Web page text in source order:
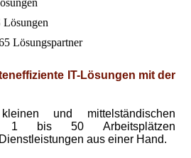
Lösungspartner
IT-Lösungen mit der
und mittelständischen
1 bis 50 Arbeitsplätzen
aus einer Hand.